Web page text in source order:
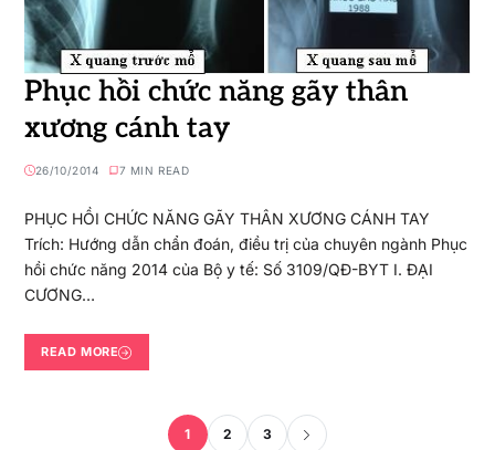
Phục hồi chức năng gãy thân
xương cánh tay
26/10/2014 7 MIN READ
PHỤC HỒI CHỨC NĂNG GÃY THÂN XƯƠNG CÁNH TAY
Trích: Hướng dẫn chẩn đoán, điều trị của chuyên ngành Phục
hồi chức năng 2014 của Bộ y tế: Số 3109/QĐ-BYT I. ĐẠI
CƯƠNG…
READ MORE
1 2 3